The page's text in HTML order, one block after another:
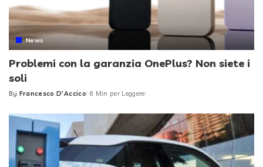
News
Problemi con la garanzia OnePlus? Non siete i
soli
Posted
By Francesco D'Accico 6 Min per Leggere